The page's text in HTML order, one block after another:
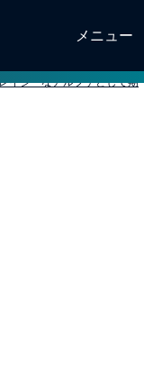
メニュー
イジーなアルファとして期